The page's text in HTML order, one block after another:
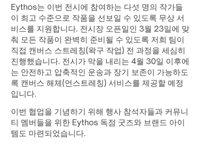
Eythos는 이번 전시에 참여하는 다섯 명의 작가들
이 최고 수준으로 작품을 선보일 수 있도록 무상 서
비스를 지원합니다. 전시장 오픈일인 3월 23일에 맞
춰 모든 작품이 완벽히 준비될 수 있도록 저희 팀이
직접 캔버스 스트레칭(왁구 작업) 전 과정을 세심히
진행했습니다. 전시가 막을 내리는 4월 30일 이후에
는 안전하고 압축적인 운송과 장기 보존이 가능하도
록 캔버스 해체(언스트레칭) 서비스를 제공할 예정
입니다.
이번 협업을 기념하기 위해 행사 참석자들과 커뮤니
티 멤버들을 위한 Eythos 독점 굿즈와 브랜드 아이
템도 마련되었습니다.